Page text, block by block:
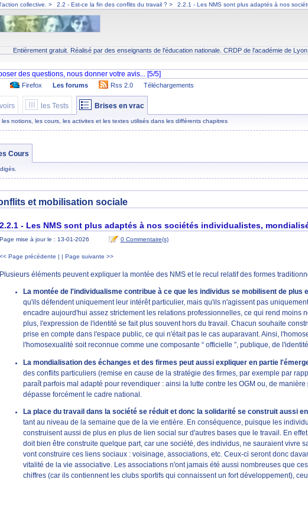
collective. > 2.2 - Est-ce la fin des conflits du travail ? > 2.2.1 - Les NMS sont plus adaptés à nos
Entièrement gratuit. Réalisé par des enseignants de l'éducation nationale. CRDP de l'académie de Lyon.
Firefox Les forums Rss 2.0 Téléchargements
les Tests Brises en vrac
notions, les cours, les activites et les textes utilisés dans les différents chapitres
Cours
et mobilisation sociale
2.2.1 - Les NMS sont plus adaptés à nos sociétés individualistes,
Page mise à jour le : 13-01-2026 0 Commentaire(s)
<< Page précédente | | Page suivante >>
Plusieurs éléments peuvent expliquer la montée des NMS et le recul relatif des formes
La montée de l'individualisme contribue à ce que les individus se mobilisent de plus
qu'ils défendent uniquement leur intérêt particulier, mais qu'ils n'agissent pas
encadre aujourd'hui assez strictement les relations professionnelles, ce qui rend moins
plus, l'expression de l'identité se fait plus souvent hors du travail. Chacun souhaite
prise en compte dans l'espace public, ce qui n'était pas le cas auparavant. Ainsi,
l'homosexualité soit reconnue comme une composante “ officielle ”, publique, de
La mondialisation des échanges et des firmes peut aussi expliquer en partie
des conflits particuliers (remise en cause de la stratégie des firmes, par exemple par
paraît parfois mal adapté pour revendiquer : ainsi la lutte contre les OGM ou, de
dépasse forcément le cadre national.
La place du travail dans la société se réduit et donc la solidarité se construit aussi
tant au niveau de la semaine que de la vie entière. En conséquence, puisque les
construisent aussi de plus en plus de lien social sur d'autres bases que le travail. En
doit bien être construite quelque part, car une société, des individus, ne sauraient vivre
vont construire ces liens sociaux : voisinage, associations, etc. Ceux-ci seront donc
vitalité de la vie associative. Les associations n'ont jamais été aussi nombreuses que
chiffres (car ils contiennent les clubs sportifs qui connaissent un fort développement),